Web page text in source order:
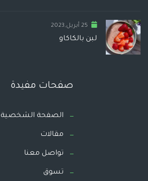
25 أبريل,2023
لبن بالكاكاو
صفحات مفيدة
الصفحة الشخصية
مقالات
تواصل معنا
تسوق